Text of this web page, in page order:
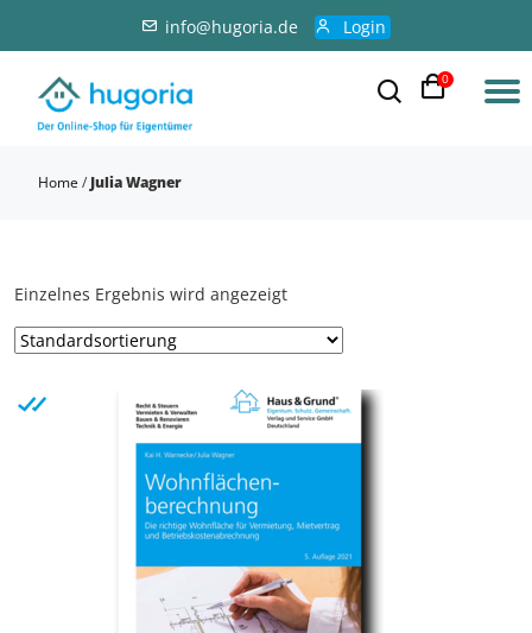
info@hugoria.de Login
0
Home / Julia Wagner
Einzelnes Ergebnis wird angezeigt